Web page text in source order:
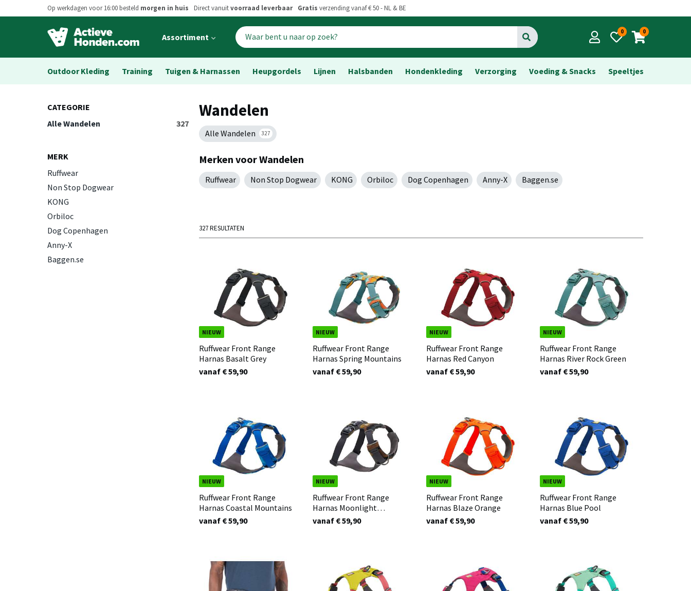
Op werkdagen voor 16:00 besteld morgen in huis Direct vanuitvoorraad leverbaar Gratis verzending vanaf € 50 - NL & BE
Open
menu
Assortiment Go 0 0
Outdoor Kleding Training Tuigen & Harnassen Heupgordels Lijnen Halsbanden Hondenkleding Verzorging Voeding & Snacks Speeltjes
CATEGORIE
Alle Wandelen
327
MERK
Ruffwear
Non Stop Dogwear
KONG
Orbiloc
Dog Copenhagen
Anny-X
Baggen.se
Wandelen
Alle Wandelen 327
Merken voor Wandelen
Ruffwear Non Stop Dogwear KONG Orbiloc Dog Copenhagen Anny-X Baggen.se
327 RESULTATEN
NIEUW
Ruffwear Front Range
Harnas Basalt Grey
vanaf € 59,90
NIEUW
Ruffwear Front Range
Harnas Spring Mountains
vanaf € 59,90
NIEUW
Ruffwear Front Range
Harnas Red Canyon
vanaf € 59,90
NIEUW
Ruffwear Front Range
Harnas River Rock Green
vanaf € 59,90
NIEUW
Ruffwear Front Range
Harnas Coastal Mountains
vanaf € 59,90
NIEUW
Ruffwear Front Range
Harnas Moonlight
Mountains
vanaf € 59,90
NIEUW
Ruffwear Front Range
Harnas Blaze Orange
vanaf € 59,90
NIEUW
Ruffwear Front Range
Harnas Blue Pool
vanaf € 59,90